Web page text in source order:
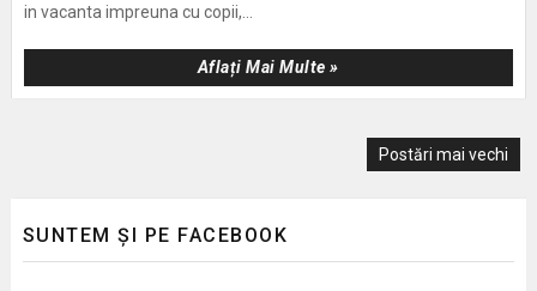
in vacanta impreuna cu copii,...
Aflați Mai Multe »
Postări mai vechi
SUNTEM ȘI PE FACEBOOK